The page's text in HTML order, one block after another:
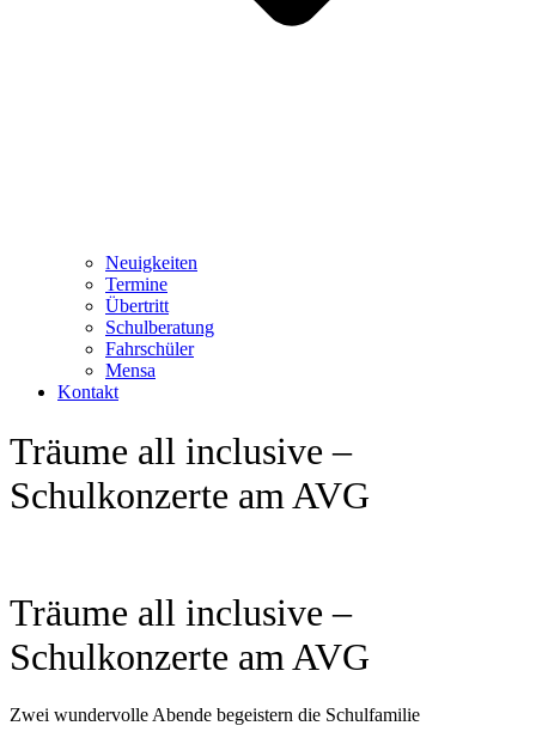
Neuigkeiten
Termine
Übertritt
Schulberatung
Fahrschüler
Mensa
Kontakt
Träume all inclusive –
Schulkonzerte am AVG
Träume all inclusive –
Schulkonzerte am AVG
Zwei wundervolle Abende begeistern die Schulfamilie